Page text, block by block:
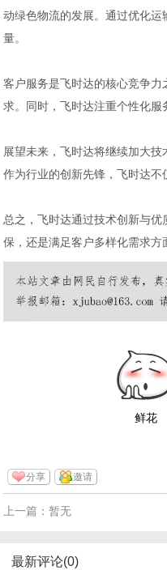
动绿色物流的发展。通过优化
量。
客户服务是飞时达的核心竞争
求。同时，飞时达注重个性化服
展望未来，飞时达将继续加大
作为行业的创新先锋，飞时达不
总之，飞时达通过技术创新与
保，还是满足客户多样化需求方
鲜花
分享 邀请
上一篇：暂无
最新评论(0)